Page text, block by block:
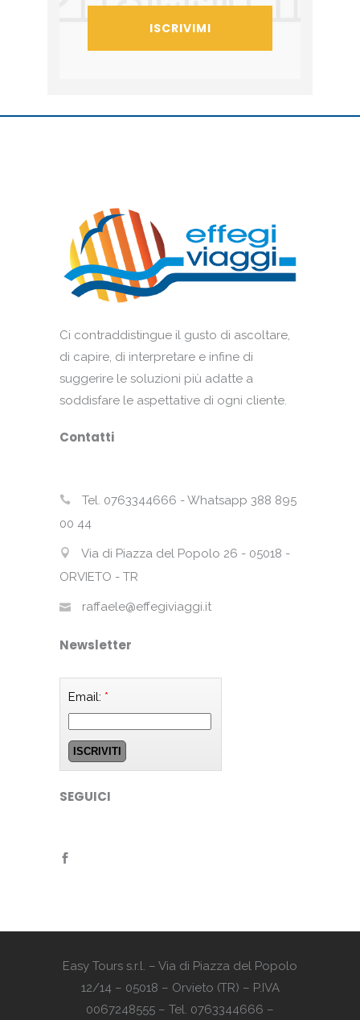
Ci contraddistingue il gusto di ascoltare,
di capire, di interpretare e infine di
suggerire le soluzioni più adatte a
soddisfare le aspettative di ogni cliente.
Contatti
Tel. 0763344666 - Whatsapp 388 895
00 44
Via di Piazza del Popolo 26 - 05018 -
ORVIETO - TR
raffaele@effegiviaggi.it
Newsletter
Email: *
SEGUICI
Easy Tours s.r.l. – Via di Piazza del Popolo
12/14 – 05018 – Orvieto (TR) – P.IVA
0067248555 – Tel. 0763344666 –